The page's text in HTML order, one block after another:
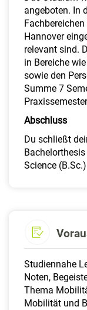
angeboten. In
Hannover
relevant sind.
in Bereiche
sowie den
Summe 7
Abschluss
Du schließt
Science
Studiennahe
Noten,
Thema
Mobilität und